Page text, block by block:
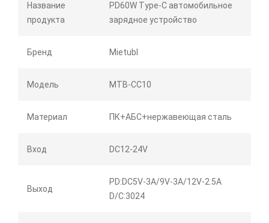
Название
продукта
PD60W Type-C автомобильное
зарядное устройство
Бренд Mietubl
Модель MTB-CC10
Материал ПК+АБС+нержавеющая сталь
Вход DC12-24V
Выход
PD:DC5V-3A/9V-3A/12V-2.5A
D/C:3024